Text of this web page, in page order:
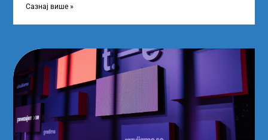
Сазнај више »